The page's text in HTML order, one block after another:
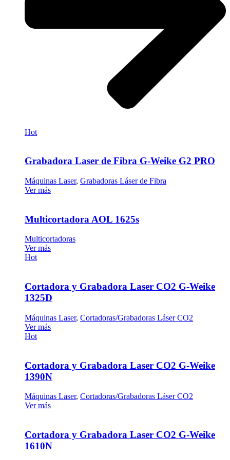
Hot
Grabadora Laser de Fibra G-Weike G2 PRO
Máquinas Laser, Grabadoras Láser de Fibra
Ver más
Multicortadora AOL 1625s
Multicortadoras
Ver más
Hot
Cortadora y Grabadora Laser CO2 G-Weike
1325D
Máquinas Laser, Cortadoras/Grabadoras Láser CO2
Ver más
Hot
Cortadora y Grabadora Laser CO2 G-Weike
1390N
Máquinas Laser, Cortadoras/Grabadoras Láser CO2
Ver más
Cortadora y Grabadora Laser CO2 G-Weike
1610N